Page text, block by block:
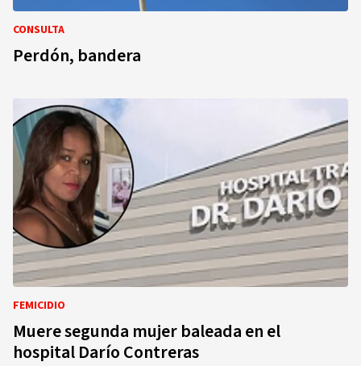
CONSULTA
Perdón, bandera
FEMICIDIO
Muere segunda mujer baleada en el
hospital Darío Contreras